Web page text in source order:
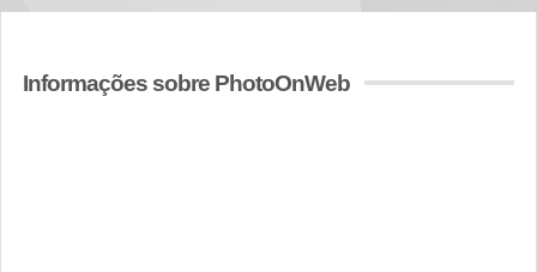
Informações sobre PhotoOnWeb